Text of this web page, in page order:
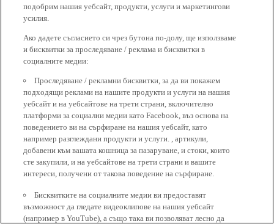
подобрим нашия уебсайт, продукти, услуги и маркетингови
усилия.
Ако дадете съгласието си чрез бутона по-долу, ще използваме
и бисквитки за проследяване / реклама и бисквитки в
социалните медии:
Проследяване / рекламни бисквитки, за да ви покажем
подходящи реклами на нашите продукти и услуги на нашия
уебсайт и на уебсайтове на трети страни, включително
платформи за социални медии като Facebook, въз основа на
поведението ви на сърфиране на нашия уебсайт, като
например разглеждани продукти и услуги. , артикули,
добавени към вашата кошница за пазаруване, и стоки, които
сте закупили, и на уебсайтове на трети страни и вашите
интереси, получени от такова поведение на сърфиране.
Бисквитките на социалните медии ви предоставят
възможност да гледате видеоклипове на нашия уебсайт
(например в YouTube), а също така ви позволяват лесно да